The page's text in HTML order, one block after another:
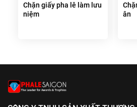
Chặn giấy pha lê làm lưu
niệm
ân